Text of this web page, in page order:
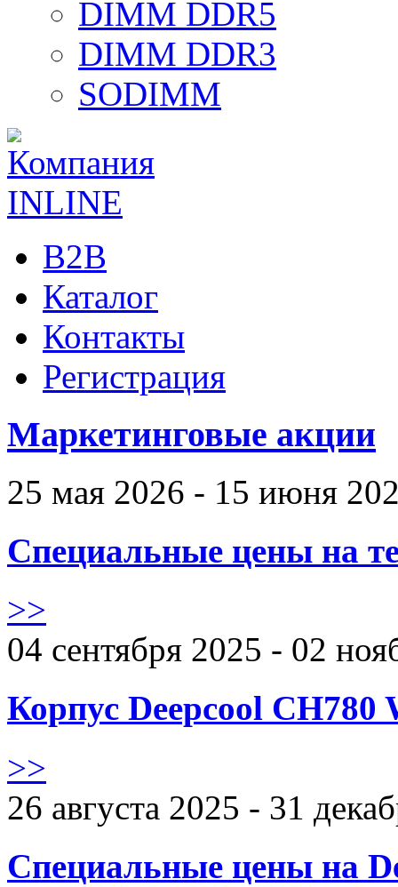
DIMM DDR5
DIMM DDR3
SODIMM
B2B
Каталог
Контакты
Регистрация
Маркетинговые акции
25 мая 2026 - 15 июня
Специальные цены на
>>
04 сентября 2025 - 02
Корпус Deepcool CH780
>>
26 августа 2025 - 31
Специальные цены на